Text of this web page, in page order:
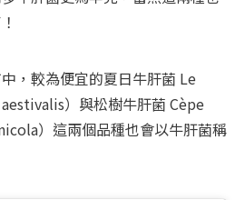
，較為便宜的夏日牛肝菌 Le
）與松樹牛肝菌 Cèpe
）這兩個品種也會以牛肝菌稱